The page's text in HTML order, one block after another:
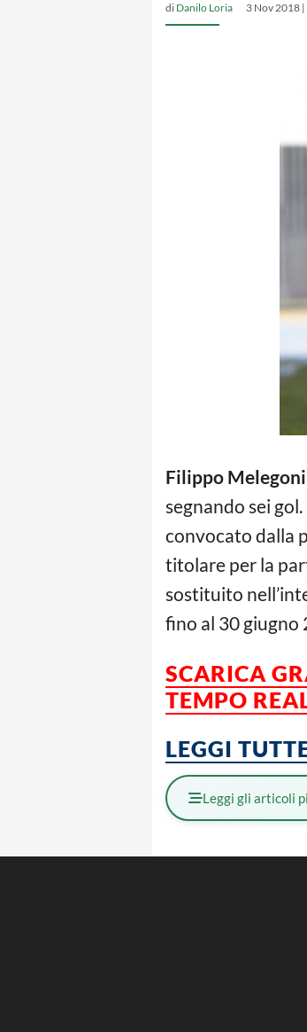
di Danilo Loria 3 Nov 2018
Filippo Melegoni
segnando sei
convocato dalla
titolare per la
sostituito
fino al 30 giugno
SCARICA
TEMPO
LEGGI
Leggi gli articoli